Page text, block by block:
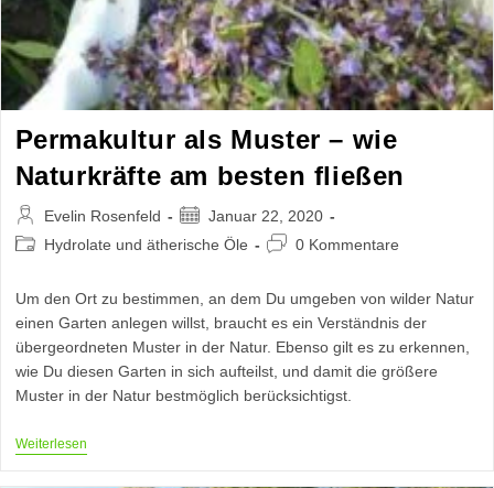
Permakultur als Muster – wie
Naturkräfte am besten fließen
Beitrags-
Autor:
Evelin Rosenfeld
Beitrag
veröffentlicht:
Januar 22, 2020
Beitrags-Hydrolate und ätherische Öle
Beitrags-0 Kommentare
Um den Ort zu bestimmen, an dem Du umgeben von wilder Natur
einen Garten anlegen willst, braucht es ein Verständnis der
übergeordneten Muster in der Natur. Ebenso gilt es zu erkennen,
wie Du diesen Garten in sich aufteilst, und damit die größere
Muster in der Natur bestmöglich berücksichtigst.
WeiterlesenPermakultur